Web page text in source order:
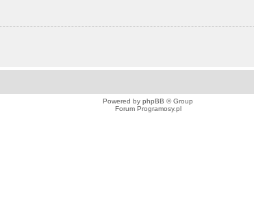
Powered by phpBB © Group
Forum Programosy.pl